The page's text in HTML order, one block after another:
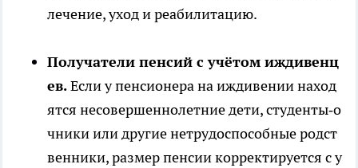
лечение, уход и реабилитацию.
Получатели пенсий с учётом иждивенц
ев.Если у пенсионера на иждивении наход
ятся несовершеннолетние дети, студенты‑о
чники или другие нетрудоспособные родст
венники, размер пенсии корректируется с у